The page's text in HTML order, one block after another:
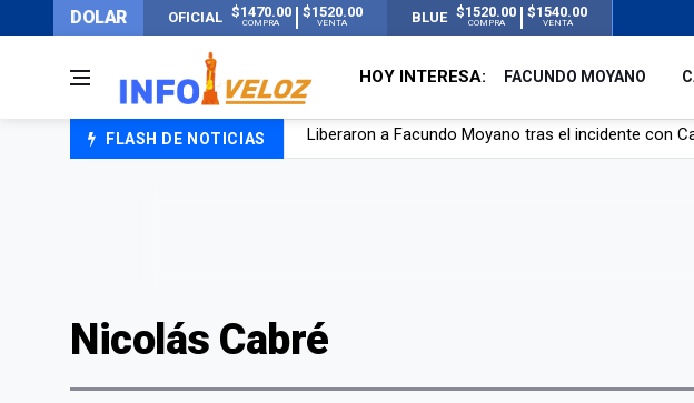
DOLAR OFICIAL $1470.00
COMPRA
$1520.00
VENTA BLUE $1520.00
COMPRA
$1540.00
VENTA
HOY INTERESA: FACUNDO MOYANO
FLASH DE NOTICIAS
Tensión diplomática: Brasil no enviará a su
Nicolás Cabré